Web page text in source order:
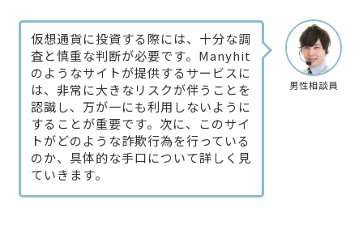
男性相談員
仮想通貨に投資する際には、十分な調
査と慎重な判断が必要です。Manyhit
のようなサイトが提供するサービスに
は、非常に大きなリスクが伴うことを
認識し、万が一にも利用しないように
することが重要です。次に、このサイ
トがどのような詐欺行為を行っている
のか、具体的な手口について詳しく見
ていきます。